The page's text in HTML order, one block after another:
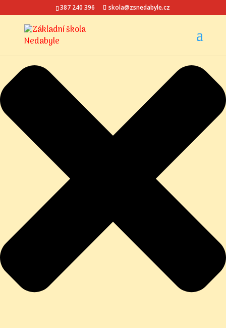
Spravovat Souhlas s cookies
387 240 396 skola@zsnedabyle.cz